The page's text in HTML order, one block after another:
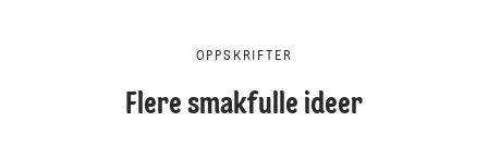
OPPSKRIFTER
Flere smakfulle ideer